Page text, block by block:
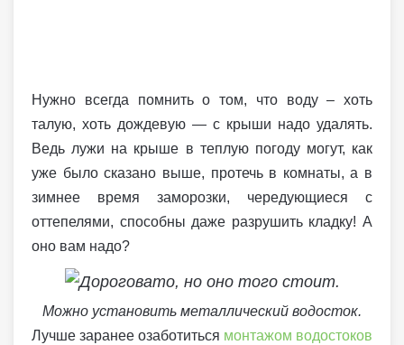
Нужно всегда помнить о том, что воду – хоть
талую, хоть дождевую — с крыши надо удалять.
Ведь лужи на крыше в теплую погоду могут, как
уже было сказано выше, протечь в комнаты, а в
зимнее время заморозки, чередующиеся с
оттепелями, способны даже разрушить кладку! А
оно вам надо?
Можно установить металлический водосток.
Лучше заранее озаботиться монтажом водостоков